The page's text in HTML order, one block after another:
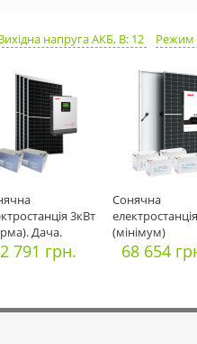
напруга АКБ, В: 12 Режим
3кВт
Дача.
791 грн.
Cонячна
(мінімум)
68 654